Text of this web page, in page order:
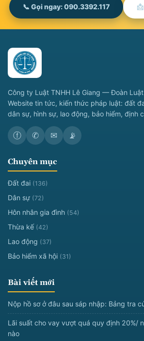
📞 Gọi ngay: 090.3392.117
Công ty Luật TNHH Lê Giang — Đoàn
Website tin tức, kiến thức pháp luật: đất
dân sự, hình sự, lao động, bảo hiểm, định
ⓕ ✆ ✉ 📡
Chuyên mục
Đất đai (136)
Dân sự (72)
Hôn nhân gia đình (54)
Thừa kế (42)
Lao động (37)
Bảo hiểm xã hội (31)
Bài viết mới
Nộp hồ sơ ở đâu sau sáp nhập: Bảng tra
Lãi suất cho vay vượt quá quy định 20%/
nào